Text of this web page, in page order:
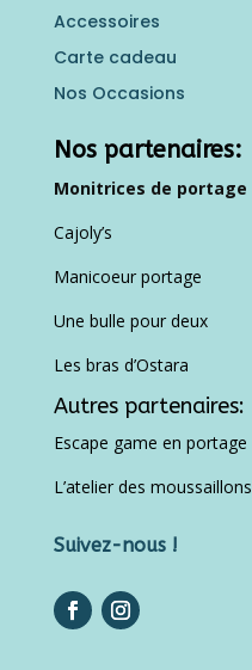
Accessoires
Carte cadeau
Nos Occasions
Nos partenaires:
Monitrices de portage
Cajoly’s
Manicoeur portage
Une bulle pour deux
Les bras d’Ostara
Autres partenaires:
Escape game en portage
L’atelier des moussaillons
Suivez-nous !